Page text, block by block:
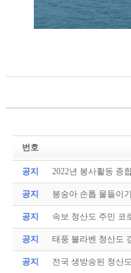
번호
공지 2022년 봉사활동 종
공지 봉숭아 손톱 물들이
공지 속보 청산도 주민 코
공지 태풍 볼라벤 청산도
공지 전국 생방송된 청산